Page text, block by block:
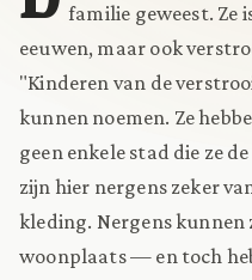
familie geweest. Ze
eeuwen, maar ook
"Kinderen van de
kunnen noemen. Ze
geen enkele stad die ze
zijn hier nergens zeker
kleding. Nergens kunnen
woonplaats — en toch